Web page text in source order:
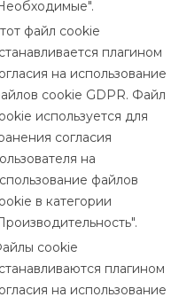
файл cookie
плагином
на использование
cookie GDPR. Файл
используется для
согласия
на
файлов
в категории
cookie
плагином
на использование